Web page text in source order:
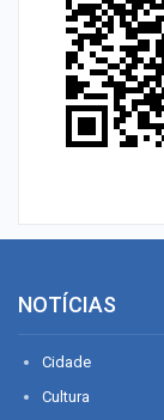
NOTÍCIAS
Cidade
Cultura